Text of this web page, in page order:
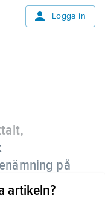
Logga in
på
skiftes­verks­
artikeln?